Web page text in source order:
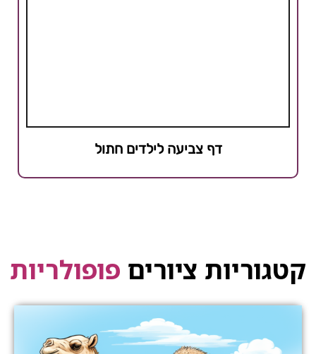
דף צביעה לילדים חתול
קטגוריות ציורים פופולריות